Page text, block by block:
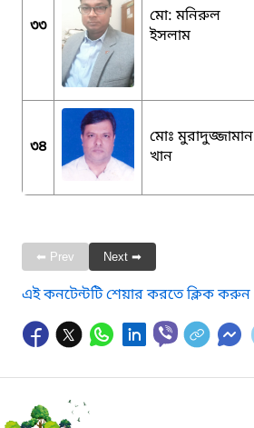
৩৩
মো: মনিরুল
ইসলাম
৩৪
মোঃ মুরাদুজ্জামান
খান
⬅ Prev Next ➡
এই কনটেন্টটি শেয়ার করতে ক্লিক করুন